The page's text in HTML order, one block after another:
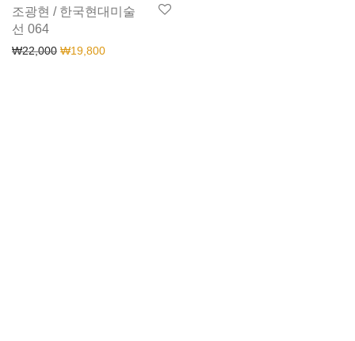
조광현 / 한국현대미술
선 064
₩22,000 ₩19,800